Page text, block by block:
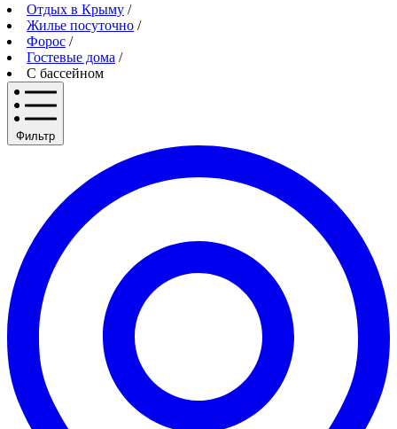
Отдых в Крыму /
Жилье посуточно /
Форос /
Гостевые дома /
С бассейном
Фильтр